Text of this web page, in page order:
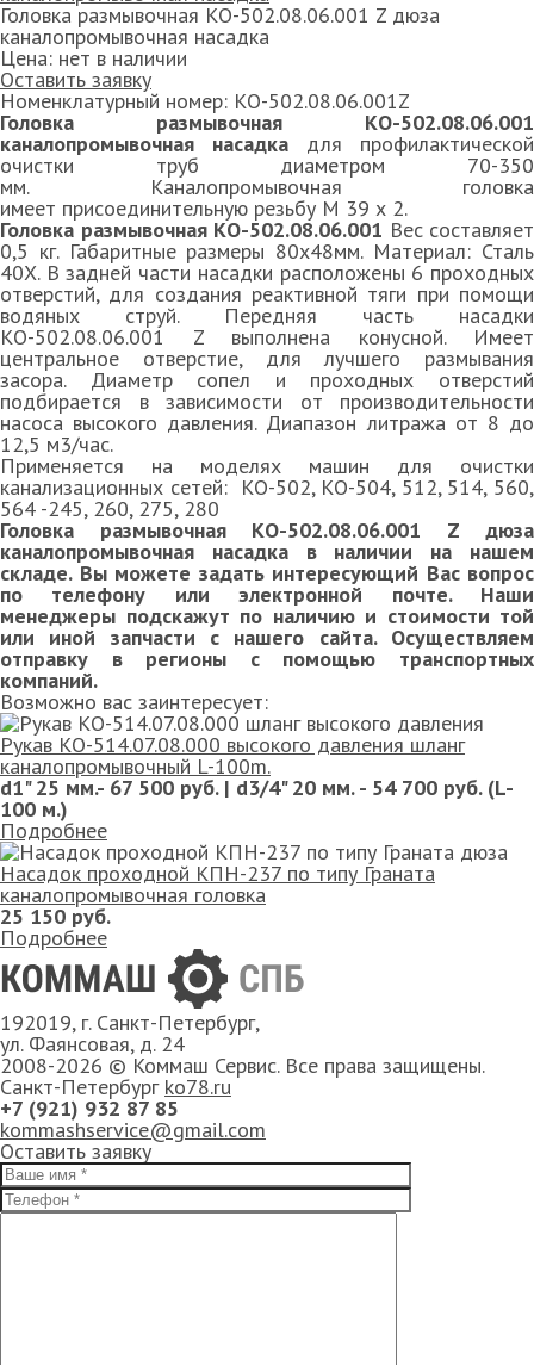
Головка размывочная КО-502.08.06.001 Z дюза
каналопромывочная насадка
Цена: нет в наличии
Оставить заявку
Номенклатурный номер: КО-502.08.06.001Z
Головка размывочная КО-502.08.06.001
каналопромывочная насадка для профилактической
очистки труб диаметром 70-350
мм. Каналопромывочная головка
имеет присоединительную резьбу М 39 х 2.
Головка размывочная КО-502.08.06.001 Вес составляет
0,5 кг. Габаритные размеры 80х48мм. Материал: Сталь
40Х. В задней части насадки расположены 6 проходных
отверстий, для создания реактивной тяги при помощи
водяных струй. Передняя часть насадки
КО-502.08.06.001 Z выполнена конусной. Имеет
центральное отверстие, для лучшего размывания
засора. Диаметр сопел и проходных отверстий
подбирается в зависимости от производительности
насоса высокого давления. Диапазон литража от 8 до
12,5 м3/час.
Применяется на моделях машин для очистки
канализационных сетей: КО-502, КО-504, 512, 514, 560,
564 -245, 260, 275, 280
Головка размывочная КО-502.08.06.001 Z дюза
каналопромывочная насадка в наличии на нашем
складе. Вы можете задать интересующий Вас вопрос
по телефону или электронной почте. Наши
менеджеры подскажут по наличию и стоимости той
или иной запчасти с нашего сайта. Осуществляем
отправку в регионы с помощью транспортных
компаний.
Возможно вас заинтересует:
Рукав КО-514.07.08.000 высокого давления шланг
каналопромывочный L-100m.
d1" 25 мм.- 67 500 руб. | d3/4" 20 мм. - 54 700 руб. (L-
100 м.)
Подробнее
Насадок проходной КПН-237 по типу Граната
каналопромывочная головка
25 150 руб.
Подробнее
192019, г. Санкт-Петербург,
ул. Фаянсовая, д. 24
2008-2026 © Коммаш Сервис. Все права защищены.
Санкт-Петербург ko78.ru
+7 (921) 932 87 85
kommashservice@gmail.com
Оставить заявку